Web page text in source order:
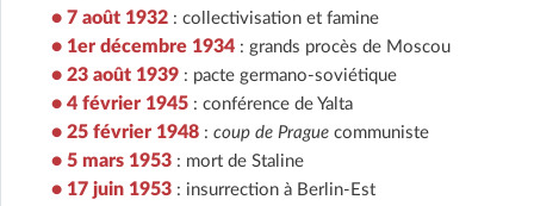
• 7 août 1932 : collectivisation et famine
• 1er décembre 1934 : grands procès de Moscou
• 23 août 1939 : pacte germano-soviétique
• 4 février 1945 : conférence de Yalta
• 25 février 1948 : coup de Prague communiste
• 5 mars 1953 : mort de Staline
• 17 juin 1953 : insurrection à Berlin-Est